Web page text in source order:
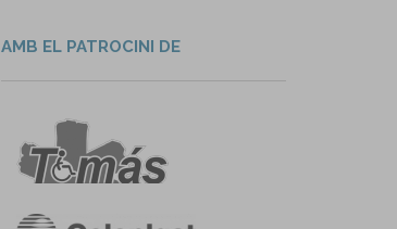
AMB EL PATROCINI DE